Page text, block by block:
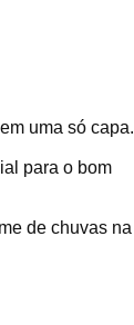
uma só capa.
para o bom
de chuvas na